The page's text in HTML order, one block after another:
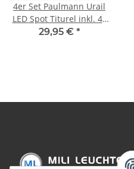
4er Set Paulmann Urail
LED Spot Titurel inkl. 4x
3W LED G9 Sockel
29,95 € *